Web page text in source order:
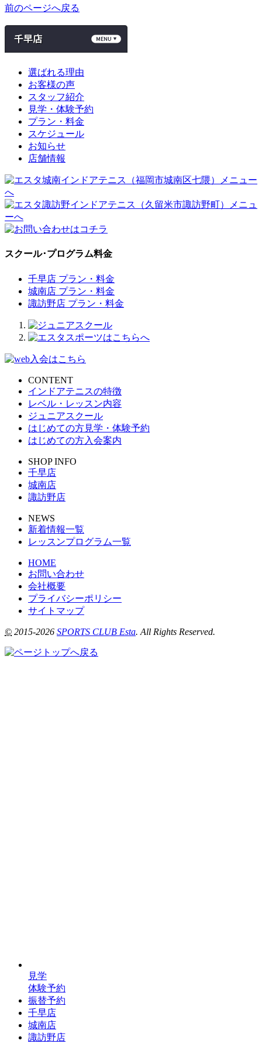
前のページへ戻る
選ばれる理由
お客様の声
スタッフ紹介
見学・体験予約
プラン・料金
スケジュール
お知らせ
店舗情報
スクール･プログラム料金
千早店 プラン・料金
城南店 プラン・料金
諏訪野店 プラン・料金
CONTENT
インドアテニスの特徴
レベル・レッスン内容
ジュニアスクール
はじめての方見学・体験予約
はじめての方入会案内
SHOP INFO
千早店
城南店
諏訪野店
NEWS
新着情報一覧
レッスンプログラム一覧
HOME
お問い合わせ
会社概要
プライバシーポリシー
サイトマップ
© 2015-2026 SPORTS CLUB Esta. All Rights Reserved.
見学
体験予約
振替予約
千早店
城南店
諏訪野店